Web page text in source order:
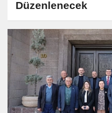
Düzenlenecek